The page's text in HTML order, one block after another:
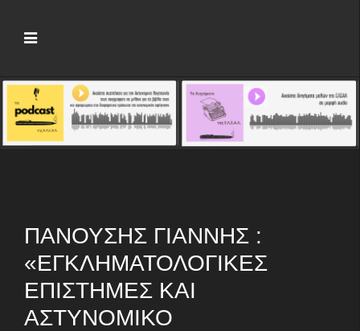
ΠΑΝΟΎΣΗΣ ΓΙΆΝΝΗΣ :
«ΕΓΚΛΗΜΑΤΟΛΟΓΙΚΈΣ
ΕΠΙΣΤΉΜΕΣ ΚΑΙ
ΑΣΤΥΝΟΜΙΚΌ